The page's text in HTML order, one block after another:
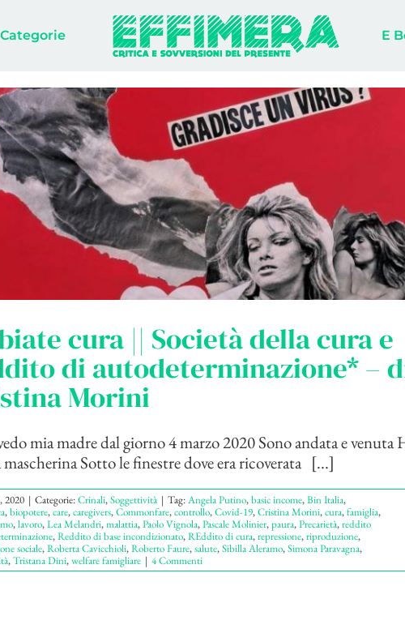
Categorie E
cura || Società della cura e
di autodeterminazione* –
Morini
mia madre dal giorno 4 marzo 2020 Sono andata e venuta
mascherina Sotto le finestre dove era ricoverata [...]
2020 | Categorie:Crinali,Soggettività | Tag:Angela Putino,basic income,Bin Italia,
,biopotere,care,caregivers,Commonfare,controllo,Covid-19,Cristina Morini,cura,famiglia,
,lavoro,Lea Melandri,malattia,Paolo Vignola,Pascale Molinier,paura,Precarietà,reddito
,Reddito di base incondizionato,REddito di cura,repressione,riproduzione,
sociale,Roberta Cavicchioli,Roberto Faure,salute,Sibilla Aleramo,Simona Paravagna,
,Tristana Dini,welfare famigliare | 4 Commenti